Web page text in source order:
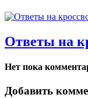
Ответы на
Нет пока
Добавить